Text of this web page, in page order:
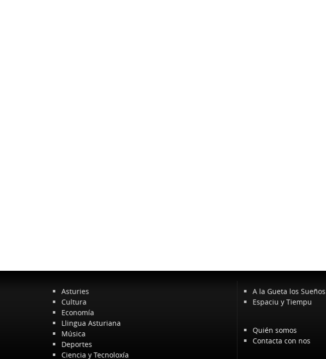
Asturies
Cultura
Economía
Llingua Asturiana
Música
Deportes
Ciencia y Tecnoloxía
A la Gueta los Sueños
Espaciu y Tiempu
Quién somos
Contacta con nos